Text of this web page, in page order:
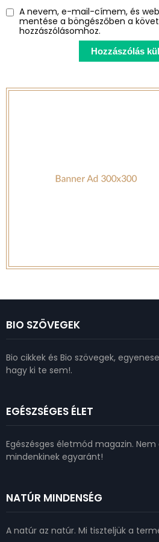
A nevem, e-mail-címem, és
mentése a böngészőben a
hozzászólásomhoz.
BIO SZÖVEGEK
Bio cikkek és Bio szövegek,
hagy ki te sem!.
EGÉSZSÉGES ÉLET
Egészésges életmód magazin.
mindenkinek egyaránt!
NATÚR MINDENSÉG
A natúr az natúr. Mi tiszteljük a